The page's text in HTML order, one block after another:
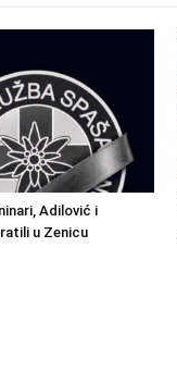
Adilović i
u Zenicu